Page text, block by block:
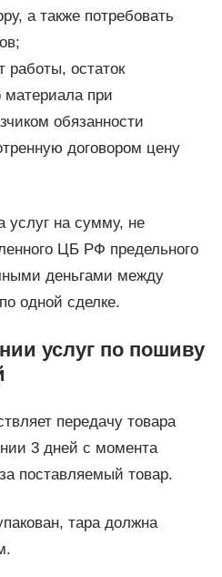
а также потребовать
работы, остаток
материала при
обязанности
договором цену
услуг на сумму, не
ЦБ РФ предельного
деньгами между
одной сделке.
услуг по пошиву
передачу товара
3 дней с момента
поставляемый товар.
тара должна